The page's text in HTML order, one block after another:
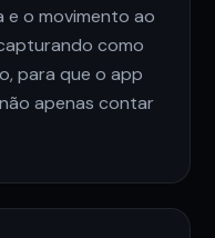
o movimento ao
como
para que o app
apenas contar